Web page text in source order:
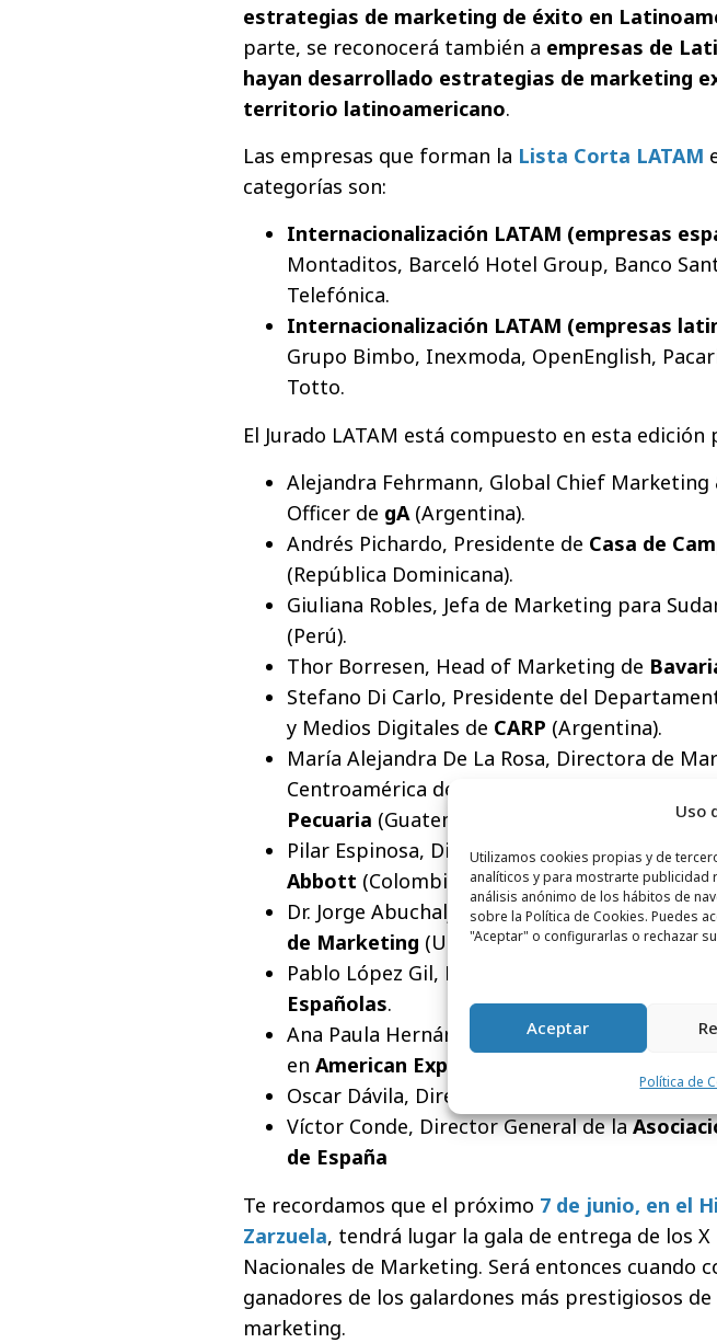
Uso
Utilizamos cookies propias y de
analíticos y para mostrarte publicidad
análisis anónimo de los hábitos de
sobre la Política de Cookies. Puedes
"Aceptar" o configurarlas o rechazar
Aceptar
Política de
estrategias de marketing de éxito en
parte, se reconocerá también a empresas de
hayan desarrollado estrategias de marketing
territorio latinoamericano.
Las empresas que forman la Lista Corta LATAM
categorías son:
Internacionalización LATAM (empresas
Montaditos, Barceló Hotel Group, Banco
Telefónica.
Internacionalización LATAM (empresas
Grupo Bimbo, Inexmoda, OpenEnglish,
Totto.
El Jurado LATAM está compuesto en esta edición
Alejandra Fehrmann, Global Chief
Officer de gA(Argentina).
Andrés Pichardo, Presidente de Casa de
(República Dominicana).
Giuliana Robles, Jefa de Marketing para
(Perú).
Thor Borresen, Head of Marketing de
Stefano Di Carlo, Presidente del
y Medios Digitales de CARP (Argentina).
María Alejandra De La Rosa, Directora de
Centroamérica de
Pecuaria (Guatemala).
Pilar Espinosa, Directora Regional Consumo
Abbott (Colombia).
Dr. Jorge Abuchalja, Presidente de la
de Marketing (Uruguay).
Pablo López Gil, Director en
Españolas.
Ana Paula Hernández, Directora para
en American Express
Oscar Dávila, Director Gerente de
Casa
Víctor Conde, Director General de la
de España
Te recordamos que el próximo 7 de junio, en el
Zarzuela, tendrá lugar la gala de entrega de los X
Nacionales de Marketing. Será entonces cuando
ganadores de los galardones más prestigiosos
marketing.